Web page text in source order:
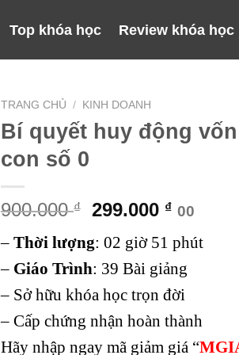
Top khóa học Review khóa học
TRANG CHỦ / KINH DOANH
Bí quyết huy động
con số 0
900.000₫
Giá
là:
900.000 ₫.
299.000 ₫Giá
tại
là:
299.000
00
– Thời lượng: 02 giờ 51 phút
– Giáo Trình: 39 Bài giảng
– Sở hữu khóa học trọn đời
– Cấp chứng nhận hoàn thành
Hãy nhập ngay mã giảm giá “